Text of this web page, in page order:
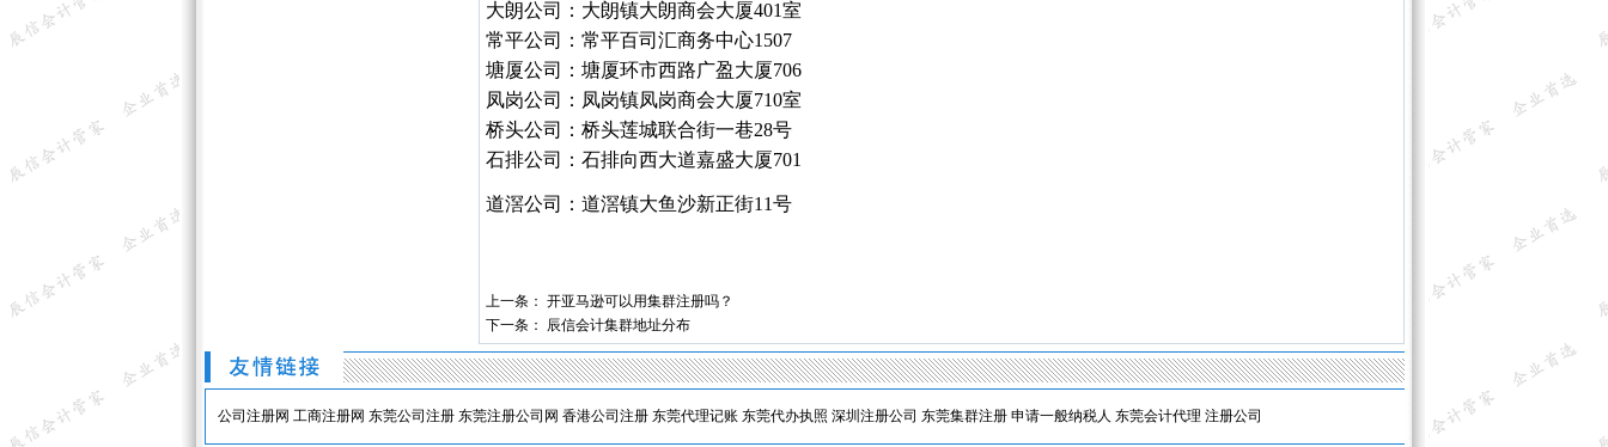
大朗公司：大朗镇大朗商会大厦401室
常平公司：常平百司汇商务中心1507
塘厦公司：塘厦环市西路广盈大厦706
凤岗公司：凤岗镇凤岗商会大厦710室
桥头公司：桥头莲城联合街一巷28号
石排公司：石排向西大道嘉盛大厦701
道滘公司：道滘镇大鱼沙新正街11号
上一条： 开亚马逊可以用集群注册吗？
下一条：
辰信会计集群地址分布
公司注册网 工商注册网 东莞公司注册 东莞注册公司网 香港公司注册 东莞代理记账 东莞代办执照 深圳注册公司 东莞集群注册 申请一般纳税人 东莞会计代理 注册公司